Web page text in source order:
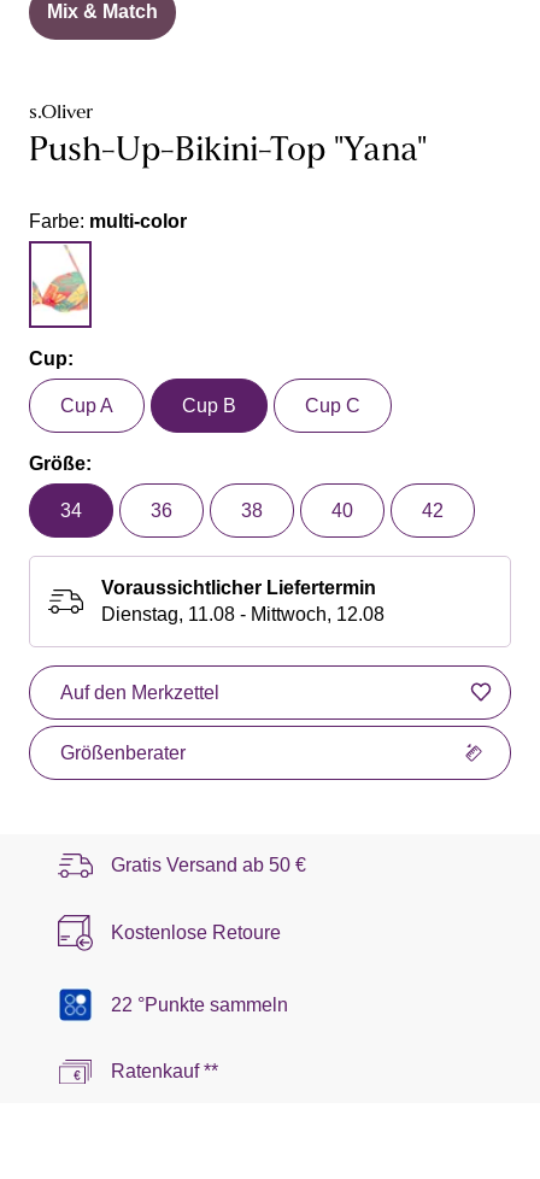
Mix & Match
s.Oliver
Push-Up-Bikini-Top "Yana"
Farbe: multi-color
Cup:
Cup A Cup B Cup C
Größe:
34 36 38 40 42
Voraussichtlicher Liefertermin
Dienstag, 11.08 - Mittwoch, 12.08
Auf den Merkzettel
Größenberater
Gratis Versand ab 50 €
Kostenlose Retoure
22 °Punkte sammeln
Ratenkauf **